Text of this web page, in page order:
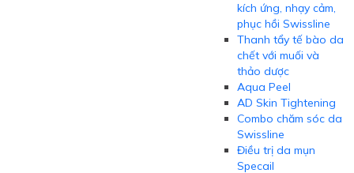
kích ứng, nhạy cảm,
phục hồi Swissline
Thanh tẩy tế bào da
chết với muối và
thảo dược
Aqua Peel
AD Skin Tightening
Combo chăm sóc da
Swissline
Điều trị da mụn
Specail